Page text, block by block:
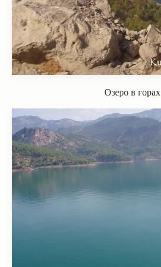
Озеро в горах